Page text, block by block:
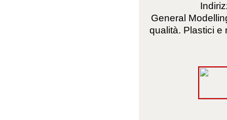
General
qualità. Plastici e